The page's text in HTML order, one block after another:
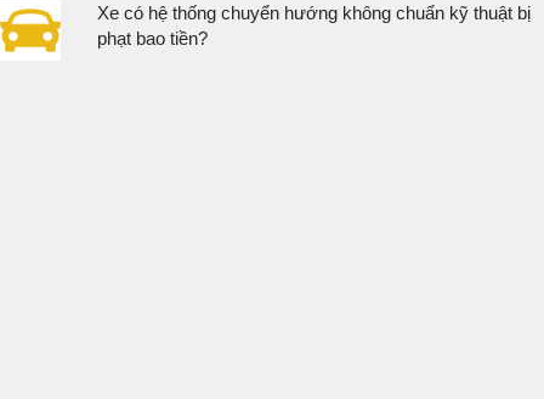
Xe có hệ thống chuyển hướng không chuẩn kỹ thuật bị
phạt bao tiền?